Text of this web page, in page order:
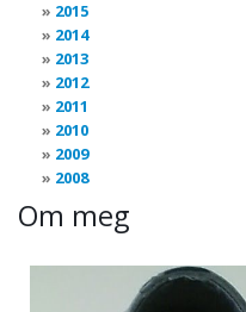
2015
2014
2013
2012
2011
2010
2009
2008
Om meg